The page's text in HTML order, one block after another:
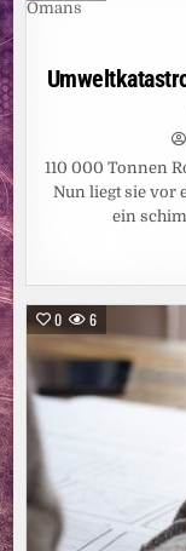
110 000 Tonnen
Nun liegt sie vor
ein
0 6